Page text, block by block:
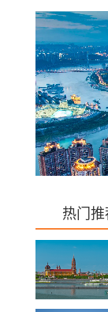
热门推